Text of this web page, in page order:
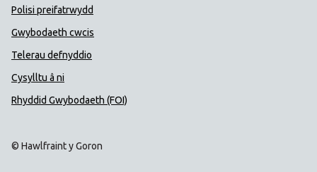
Polisi preifatrwydd
Gwybodaeth cwcis
Telerau defnyddio
Cysylltu â ni
Rhyddid Gwybodaeth (FOI)
© Hawlfraint y Goron